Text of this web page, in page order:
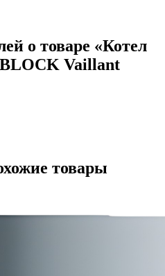
о товаре «Котел
Vaillant
товары